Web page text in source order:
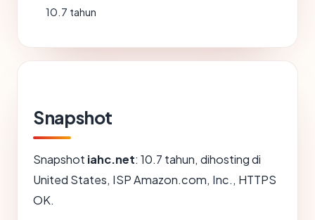
10.7 tahun
Snapshot
Snapshot iahc.net: 10.7 tahun, dihosting di
United States, ISP Amazon.com, Inc., HTTPS
OK.